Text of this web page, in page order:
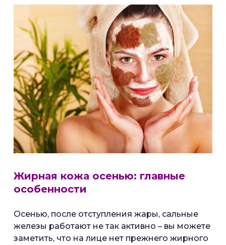
Жирная кожа осенью: главные
особенности
Осенью, после отступления жары, сальные
железы работают не так активно – вы можете
заметить, что на лице нет прежнего жирного